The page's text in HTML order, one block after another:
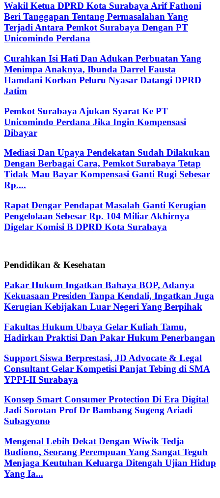
Wakil Ketua DPRD Kota Surabaya Arif Fathoni
Beri Tanggapan Tentang Permasalahan Yang
Terjadi Antara Pemkot Surabaya Dengan PT
Unicomindo Perdana
Curahkan Isi Hati Dan Adukan Perbuatan Yang
Menimpa Anaknya, Ibunda Darrel Fausta
Hamdani Korban Peluru Nyasar Datangi DPRD
Jatim
Pemkot Surabaya Ajukan Syarat Ke PT
Unicomindo Perdana Jika Ingin Kompensasi
Dibayar
Mediasi Dan Upaya Pendekatan Sudah Dilakukan
Dengan Berbagai Cara, Pemkot Surabaya Tetap
Tidak Mau Bayar Kompensasi Ganti Rugi Sebesar
Rp....
Rapat Dengar Pendapat Masalah Ganti Kerugian
Pengelolaan Sebesar Rp. 104 Miliar Akhirnya
Digelar Komisi B DPRD Kota Surabaya
Pendidikan & Kesehatan
Pakar Hukum Ingatkan Bahaya BOP, Adanya
Kekuasaan Presiden Tanpa Kendali, Ingatkan Juga
Kerugian Kebijakan Luar Negeri Yang Berpihak
Fakultas Hukum Ubaya Gelar Kuliah Tamu,
Hadirkan Praktisi Dan Pakar Hukum Penerbangan
Support Siswa Berprestasi, JD Advocate & Legal
Consultant Gelar Kompetisi Panjat Tebing di SMA
YPPI-II Surabaya
Konsep Smart Consumer Protection Di Era Digital
Jadi Sorotan Prof Dr Bambang Sugeng Ariadi
Subagyono
Mengenal Lebih Dekat Dengan Wiwik Tedja
Budiono, Seorang Perempuan Yang Sangat Teguh
Menjaga Keutuhan Keluarga Ditengah Ujian Hidup
Yang Ia...